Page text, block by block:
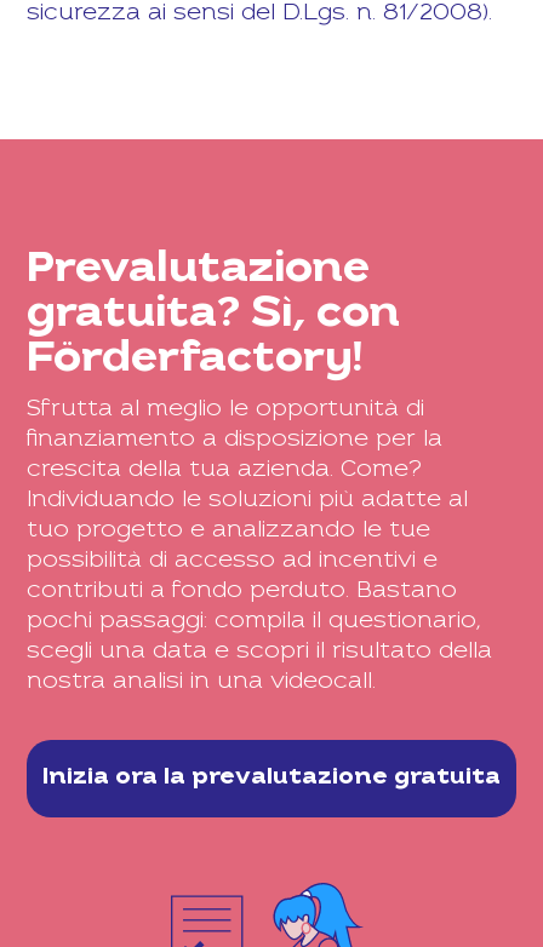
sicurezza ai sensi del D.Lgs. n. 81/2008).
Prevalutazione
gratuita? Sì, con
Förderfactory!
Sfrutta al meglio le opportunità di
finanziamento a disposizione per la
crescita della tua azienda. Come?
Individuando le soluzioni più adatte al
tuo progetto e analizzando le tue
possibilità di accesso ad incentivi e
contributi a fondo perduto. Bastano
pochi passaggi: compila il questionario,
scegli una data e scopri il risultato della
nostra analisi in una videocall.
Inizia ora la prevalutazione gratuita